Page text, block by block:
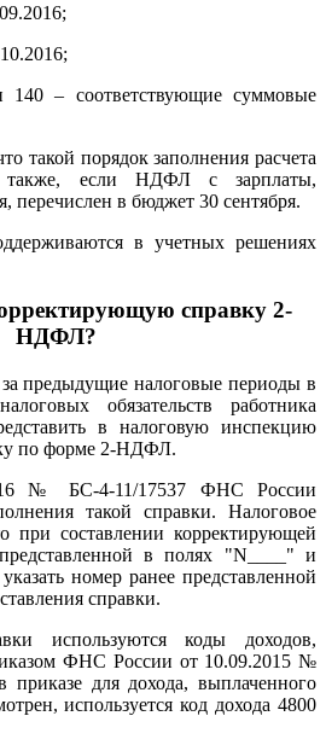
– соответствующие суммовые
такой порядок заполнения расчета
также, если НДФЛ с зарплаты,
перечислен в бюджет 30 сентября.
в учетных решениях
справку 2-
НДФЛ?
предыдущие налоговые периоды в
обязательств работника
в налоговую инспекцию
по форме 2-НДФЛ.
№ БС-4-11/17537 ФНС России
такой справки. Налоговое
при составлении корректирующей
в полях "N____" и
номер ранее представленной
справки.
используются коды доходов,
ФНС России от 10.09.2015 №
для дохода, выплаченного
используется код дохода 4800